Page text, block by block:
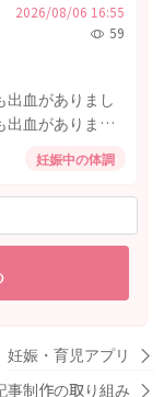
ンクの出血が
は出たりはけっ
の出血なの
。 すごいお腹
す。数時間後
な？）のお腹
はありました。
しょうか？
2026/08/06 16:55
59
出血がありまし
出血がありまし
なみに明日は
妊娠中の体調
妊娠・育児アプリ
事制作の取り組み